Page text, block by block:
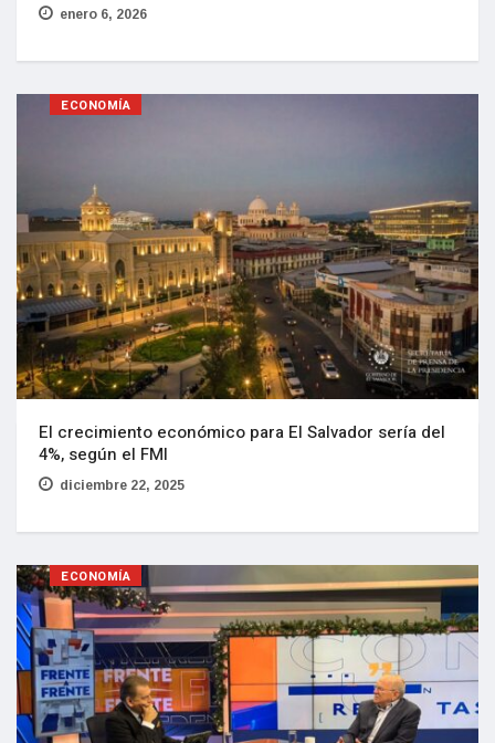
enero 6, 2026
ECONOMÍA
El crecimiento económico para El Salvador sería del
4%, según el FMI
diciembre 22, 2025
ECONOMÍA